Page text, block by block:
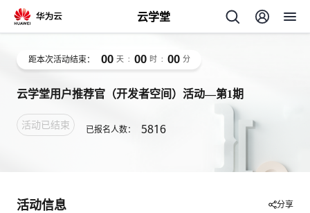
云学堂
专
学
云学堂用户推荐官（开发者空间）活动—第1期
活动已结束 已报名人数： 5816
距本次活动结束： 00 天 : 00 时 : 00 分
活动信息 分享